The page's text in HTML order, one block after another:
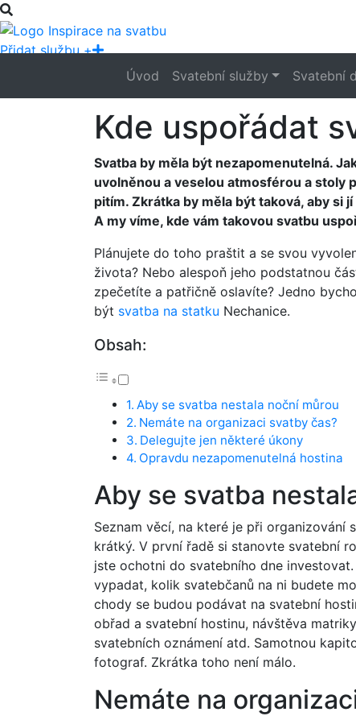
Přidat službu +
Úvod
Svatební služby Svatební
Kde uspořádat
Svatba by měla být nezapomenutelná.
uvolněnou a veselou atmosférou a stoly
pitím. Zkrátka by měla být taková, aby si
A my víme, kde vám takovou svatbu
Plánujete do toho praštit a se svou
života? Nebo alespoň jeho podstatnou
zpečetíte a patřičně oslavíte? Jedno
být svatba na statku Nechanice.
Obsah:
Aby se svatba nestala noční můrou
Nemáte na organizaci svatby čas?
Delegujte jen některé úkony
Opravdu nezapomenutelná hostina
Aby se svatba
Seznam věcí, na které je při organizování
krátký. V první řadě si stanovte svatební
jste ochotni do svatebního dne
vypadat, kolik svatebčanů na ni budete
chody se budou podávat na svatební
obřad a svatební hostinu, návštěva
svatebních oznámení atd. Samotnou
fotograf. Zkrátka toho není málo.
Nemáte na